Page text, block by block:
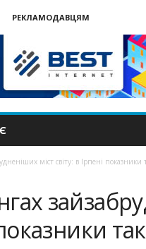
РЕКЛАМОДАВЦЯМ
міст світу: в Ірпені показники